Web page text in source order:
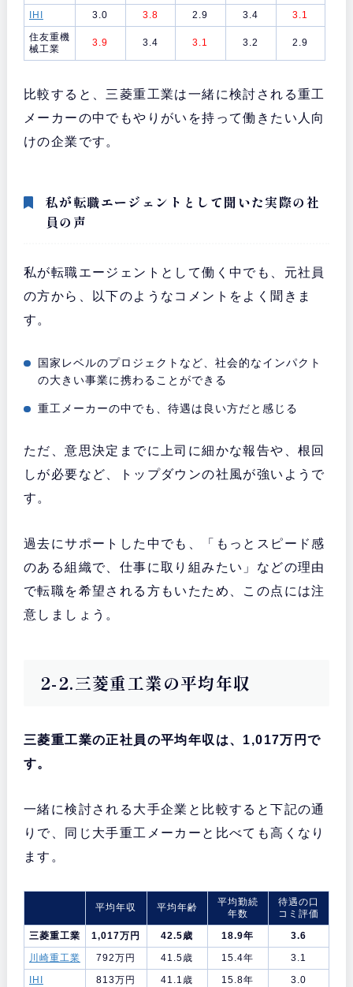
IHI 3.0 3.8 2.9 3.4
3.1
住友重機
械工業
3.9 3.4 3.1 3.2 2.9
比較すると、三菱重工業は一緒に検討される重工
メーカーの中でもやりがいを持って働きたい人向
けの企業です。
私が転職エージェントとして聞いた実際の社
員の声
私が転職エージェントとして働く中でも、元社員
の方から、以下のようなコメントをよく聞きま
す。
国家レベルのプロジェクトなど、社会的なインパクト
の大きい事業に携わることができる
重工メーカーの中でも、待遇は良い方だと感じる
ただ、意思決定までに上司に細かな報告や、根回
しが必要など、トップダウンの社風が強いようで
す。
過去にサポートした中でも、「もっとスピード感
のある組織で、仕事に取り組みたい」などの理由
で転職を希望される方もいたため、この点には注
意しましょう。
2-2.三菱重工業の平均年収
三菱重工業の正社員の平均年収は、1,017万円で
す。
一緒に検討される大手企業と比較すると下記の通
りで、同じ大手重工メーカーと比べても高くなり
ます。
平均年収 平均年齢
平均勤続
年数
待遇の口
コミ評価
三菱重工業
1,017万円 42.5歳 18.9年
3.6
川崎重工業
792万円 41.5歳 15.4年
3.1
IHI
813万円 41.1歳 15.8年 3.0